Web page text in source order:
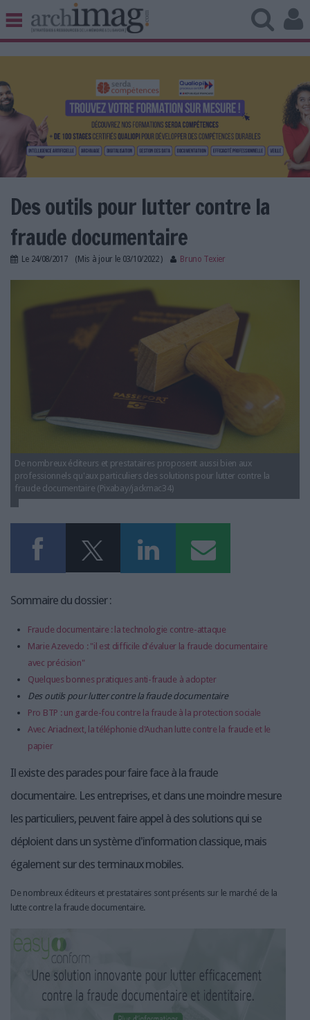
BIBLIOTHÈQUE ÉDITION
UNIVERS DATA
TRAVAIL COLLABORATIF
VIE NUMÉRIQUE
NUMÉRIQUE RESPONSABLE
LES DOSSIERS
L'ANNUAIRE DES ACTEURS
LES LIVRES BLANCS
LES SUPPLÉMENTS
NOS OFFRES D'ABONNEMENTS
Des outils pour lutter contre la
fraude documentaire
Le 24/08/2017 (Mis à jour le 03/10/2022) Bruno Texier
passeport_editeursfraudedoc.jpg
De nombreux éditeurs et prestataires proposent aussi bien aux
professionnels qu'aux particuliers des solutions pour lutter contre la
fraude documentaire (Pixabay/jackmac34)
Sommaire du dossier :
Fraude documentaire : la technologie contre-attaque
Marie Azevedo : "il est difficile d'évaluer la fraude documentaire
avec précision"
Quelques bonnes pratiques anti-fraude à adopter
Des outils pour lutter contre la fraude documentaire
Pro BTP : un garde-fou contre la fraude à la protection sociale
Avec Ariadnext, la téléphonie d'Auchan lutte contre la fraude et le
papier
Il existe des parades pour faire face à la fraude
documentaire. Les entreprises, et dans une moindre mesure
les particuliers, peuvent faire appel à des solutions qui se
déploient dans un système d'information classique, mais
également sur des terminaux mobiles.
De nombreux éditeurs et prestataires sont présents sur le marché de la
lutte contre la fraude documentaire.